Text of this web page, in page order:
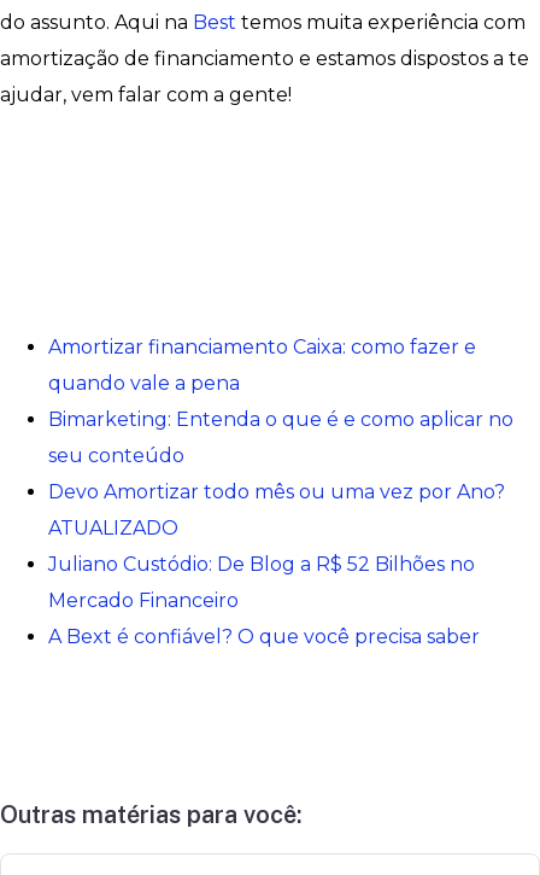
do assunto. Aqui na Best temos muita experiência com
amortização de financiamento e estamos dispostos a te
ajudar, vem falar com a gente!
Amortizar financiamento Caixa: como fazer e
quando vale a pena
Bimarketing: Entenda o que é e como aplicar no
seu conteúdo
Devo Amortizar todo mês ou uma vez por Ano?
ATUALIZADO
Juliano Custódio: De Blog a R$ 52 Bilhões no
Mercado Financeiro
A Bext é confiável? O que você precisa saber
Outras matérias para você: